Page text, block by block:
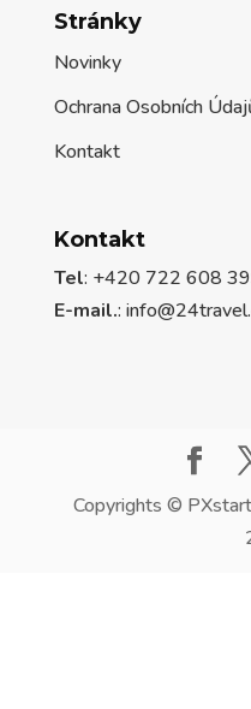
Stránky
Novinky
Ochrana Osobních
Kontakt
Kontakt
Tel: +420 722 608
E-mail.:
Copyrights ©